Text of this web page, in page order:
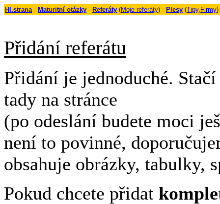
Hl.strana- Maturitní otázky - Referáty (Moje referáty) - Plesy (Tipy, Firmy
Přidání referátu
Přidání je jednoduché. Sta
tady na stránce
(po odeslání budete moci
není to povinné,
obsahuje obrázky, tabulky,
Pokud chcete přidat